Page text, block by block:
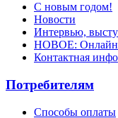
С новым годом!
Новости
Интервью,
НОВОЕ: Онлайн-
Контактная
Потребителям
Способы оплаты